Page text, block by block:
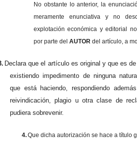
No obstante lo anterior, la
meramente enunciativa y no
explotación económica y editorial
por parte del AUTORdel artículo, a
Declara que el artículo es original y que es
existiendo impedimento de ninguna
que está haciendo, respondiendo
reivindicación, plagio u otra clase de
pudiera sobrevenir.
4.Que dicha autorización se hace a título